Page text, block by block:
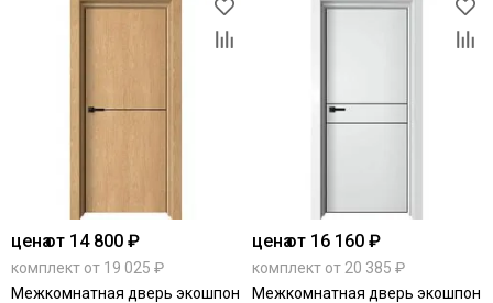
ценаот 14 800 ₽
комплект от 19 025 ₽
Межкомнатная дверь экошпон
ценаот 16 160 ₽
комплект от 20 385 ₽
Межкомнатная дверь экошпон